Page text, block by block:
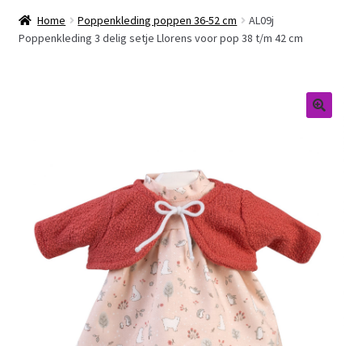
Afrekenen
Home Poppenkleding poppen 36-52 cm
AL09j
Poppenkleding 3 delig setje Llorens voor pop 38 t/m 42 cm